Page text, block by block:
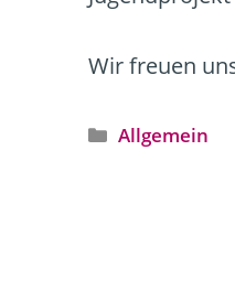
Wir freuen
Kategorien
Allgemein